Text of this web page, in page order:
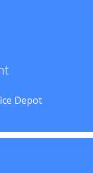
Depot